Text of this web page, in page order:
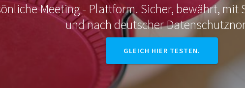
Meeting - Plattform. Sicher, bewährt, mit
und nach deutscher
GLEICH HIER TESTEN.